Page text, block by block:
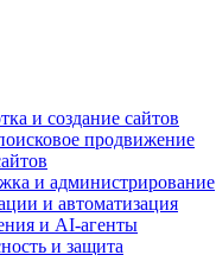
и создание сайтов
продвижение
и администрирование
и автоматизация
и AI-агенты
и защита